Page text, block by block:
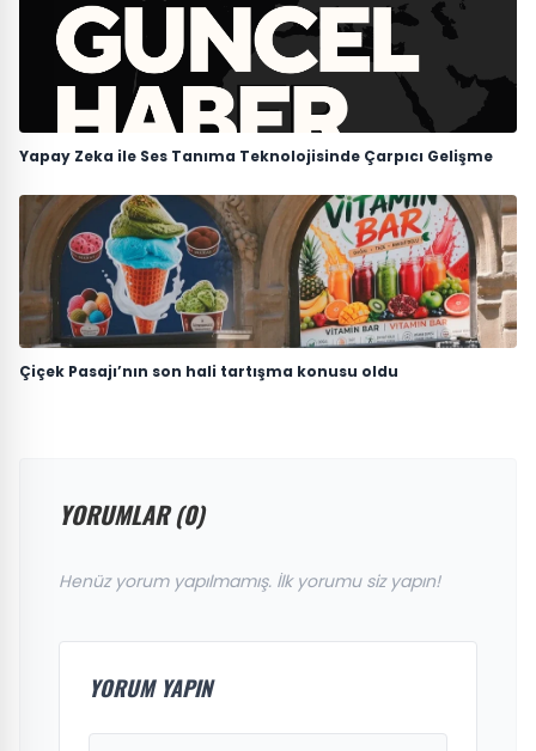
Yapay Zeka ile Ses Tanıma Teknolojisinde Çarpıcı Gelişme
Çiçek Pasajı’nın son hali tartışma konusu oldu
YORUMLAR (0)
Henüz yorum yapılmamış. İlk yorumu siz yapın!
YORUM YAPIN